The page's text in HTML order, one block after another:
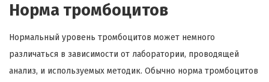
Норма тромбоцитов
Нормальный уровень тромбоцитов может немного
различаться в зависимости от лаборатории, проводящей
анализ, и используемых методик. Обычно норма тромбоцитов